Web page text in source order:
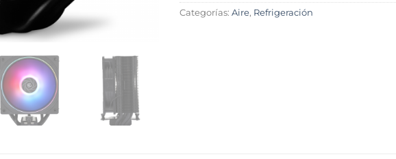
Categorías: Aire, Refrigeración